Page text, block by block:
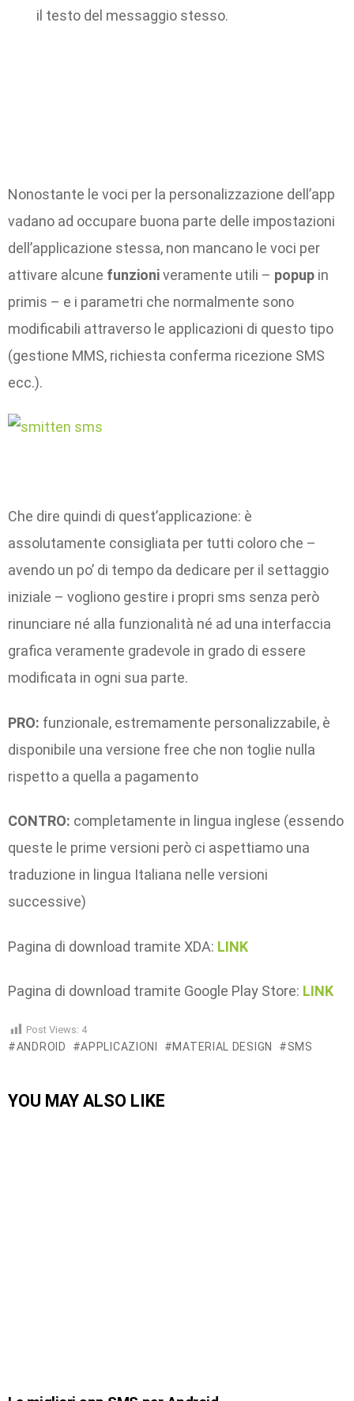
il testo del messaggio stesso.
Nonostante le voci per la personalizzazione dell’app
vadano ad occupare buona parte delle impostazioni
dell’applicazione stessa, non mancano le voci per
attivare alcune funzioniveramente utili – popup in
primis – e i parametri che normalmente sono
modificabili attraverso le applicazioni di questo tipo
(gestione MMS, richiesta conferma ricezione SMS
ecc.).
Che dire quindi di quest’applicazione: è
assolutamente consigliata per tutti coloro che –
avendo un po’ di tempo da dedicare per il settaggio
iniziale – vogliono gestire i propri sms senza però
rinunciare né alla funzionalità né ad una interfaccia
grafica veramente gradevole in grado di essere
modificata in ogni sua parte.
PRO: funzionale, estremamente personalizzabile, è
disponibile una versione free che non toglie nulla
rispetto a quella a pagamento
CONTRO: completamente in lingua inglese (essendo
queste le prime versioni però ci aspettiamo una
traduzione in lingua Italiana nelle versioni
successive)
Pagina di download tramite XDA: LINK
Pagina di download tramite Google Play Store: LINK
Post Views: 4
ANDROID APPLICAZIONI MATERIAL DESIGN SMS
YOU MAY ALSO LIKE